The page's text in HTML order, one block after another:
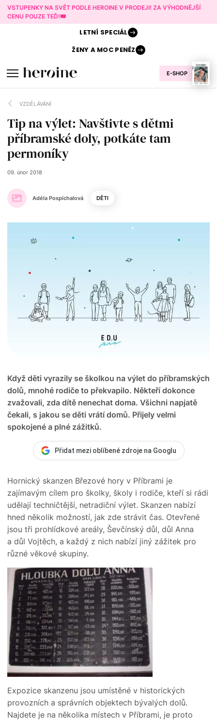
VSTUPENKY NA SVĚT PODLE HEROINE V PRODEJI! ZA VÝHODNĚJŠÍ
CENU POUZE TEĎ!🎟️
E-SHOP
LETNÍ SPECIÁL
ŽENY AMOC PENĚZ
VZDĚLÁVÁNÍ
Tip na výlet: Navštivte s dětmi
příbramské doly, potkáte tam
permoníky
Adéla Pospíchalová
09. únor 2018
DĚTI
Když děti vyrazily se školkou na výlet do příbramských
dolů, mnohé rodiče to překvapilo. Někteří dokonce
zvažovali, zda dítě nenechat doma. Všichni napjatě
čekali, s jakou se děti vrátí domů. Přijely velmi
spokojené a plné zážitků.
Přidat mezi oblíbené zdroje na Googlu
Hornický skanzen Březové hory v Příbrami je
zajímavým cílem pro školky, školy i rodiče, kteří si rádi
udělají techničtější, netradiční výlet. Skanzen nabízí
hned několik možností, jak zde strávit čas. Otevřené
jsou tři prohlídkové areály, Ševčínský důl, důl Anna
a důl Vojtěch, a každý z nich nabízí jiný zážitek pro
různé věkové skupiny.
Expozice skanzenu jsou umístěné v historických
provozních a správních objektech bývalých dolů.
Najdete je na několika místech v Příbrami, je proto